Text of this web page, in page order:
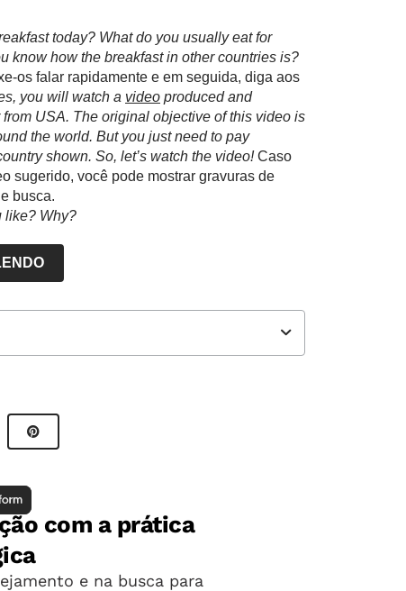
today? What do you usually eat for
know how the breakfast in other countries is?
os falar rapidamente e em seguida, diga aos
you will watch a video produced and
USA. The original objective of this video is
the world. But you just need to pay
shown. So, let’s watch the video!Caso
sugerido, você pode mostrar gravuras de
busca.
like? Why?
inglesa, de fontes confiáveis, para